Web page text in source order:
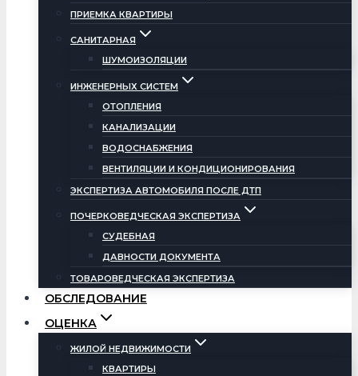
ПРИЕМКА КВАРТИРЫ
САНИТАРНАЯ
ШУМОИЗОЛЯЦИИ
ИНЖЕНЕРНЫХ СИСТЕМ
ОТОПЛЕНИЯ
КАНАЛИЗАЦИИ
ВОДОСНАБЖЕНИЯ
ВЕНТИЛЯЦИИ И КОНДИЦИОНИРОВАНИЯ
ЭКСПЕРТИЗА АВТОМОБИЛЯ ПОСЛЕ ДТП
ПОЧЕРКОВЕДЧЕСКАЯ ЭКСПЕРТИЗА
СУДЕБНАЯ
ДАВНОСТИ ДОКУМЕНТА
ТОВАРОВЕДЧЕСКАЯ ЭКСПЕРТИЗА
ОБСЛЕДОВАНИЕ
ОЦЕНКА
ЖИЛОЙ НЕДВИЖИМОСТИ
КВАРТИРЫ